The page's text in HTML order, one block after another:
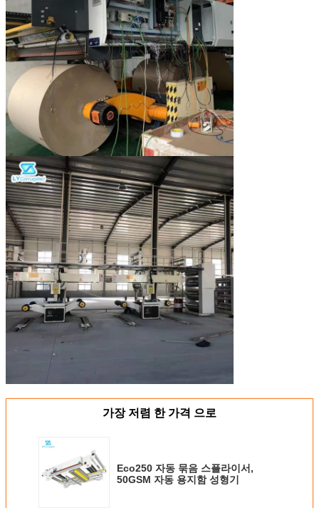
가장 저렴 한 가격 으로
Eco250 자동 묶음 스플라이서,
50GSM 자동 용지함 성형기